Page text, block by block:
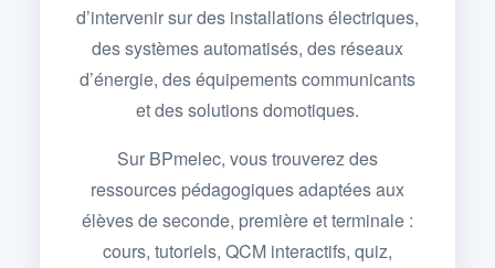
d’intervenir sur des installations électriques,
des systèmes automatisés, des réseaux
d’énergie, des équipements communicants
et des solutions domotiques.
Sur BPmelec, vous trouverez des
ressources pédagogiques adaptées aux
élèves de seconde, première et terminale :
cours, tutoriels, QCM interactifs, quiz,